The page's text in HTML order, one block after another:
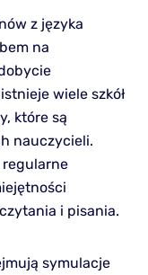
z języka
na
wiele szkół
które są
nauczycieli.
i pisania.
symulacje